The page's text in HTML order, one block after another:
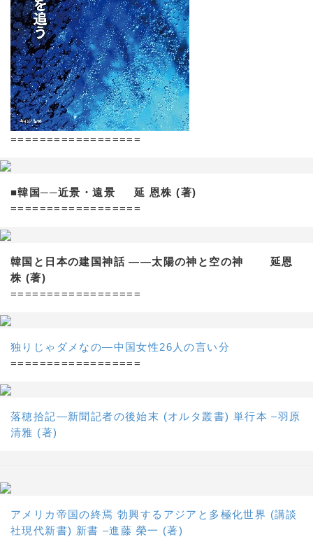
==================
■韓国──近景・遠景 延 恩株 (著)
==================
韓国と日本の建国神話 ——太陽の神と空の神 延恩
株 (著)
==================
独りじゃダメなの―中国女性26人の言い分
==================
落穂拾記―新聞記者の後始末 (オルタ叢書) 単行本 –羽原
清雅 (著)
アメリカ帝国の終焉 勃興するアジアと多極化世界 (講談
社現代新書) 新書 –進藤 榮一 (著)